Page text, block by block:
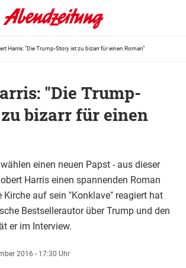
Harris: "Die Trump-Story ist zu bizarr für einen Roman"
"Die Trump-
bizarr für einen
einen neuen Papst - aus dieser
Harris einen spannenden Roman
Kirche auf sein "Konklave" reagiert hat
Bestsellerautor über Trump und den
er im Interview.
2016 - 17:30 Uhr